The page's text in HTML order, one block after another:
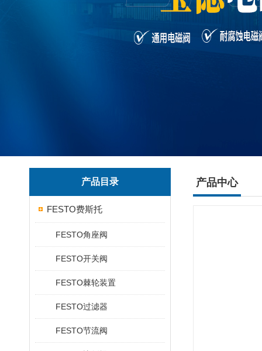
产品目录
FESTO费斯托
FESTO角座阀
FESTO开关阀
FESTO棘轮装置
FESTO过滤器
FESTO节流阀
产品中心